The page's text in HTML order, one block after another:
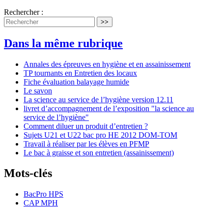
Rechercher :
>>
Dans la même rubrique
Annales des épreuves en hygiène et en assainissement
TP tournants en Entretien des locaux
Fiche évaluation balayage humide
Le savon
La science au service de l’hygiène version 12.11
livret d’accompagnement de l’exposition "la science au
service de l’hygiène"
Comment diluer un produit d’entretien ?
Sujets U21 et U22 bac pro HE 2012 DOM-TOM
Travail à réaliser par les élèves en PFMP
Le bac à graisse et son entretien (assainissement)
Mots-clés
BacPro HPS
CAP MPH